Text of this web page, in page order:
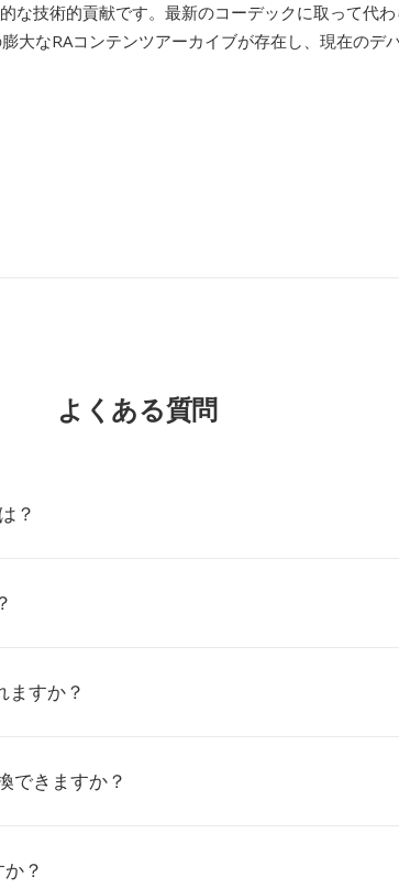
な技術的貢献です。最新のコーデックに取って代
大なRAコンテンツアーカイブが存在し、現在のデ
よくある質問
？
ますか？
できますか？
？